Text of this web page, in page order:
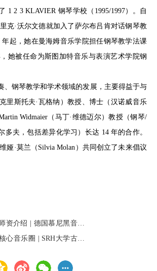
1 2 3 KLAVIER 钢琴学校（1995/1997）。自
克·沃尔文德就加入了萨尔布吕肯对话钢琴教
年起，她在曼海姆音乐学院担任钢琴教学法课
她被任命为斯图加特音乐与表演艺术学院钢
、钢琴教学和学术领域的发展，主要得益于与
克里斯托夫·瓦格纳）教授、博士（汉诺威音乐
Widmaier（马丁·维德迈尔）教授（钢琴/
多夫，包括差异化学习）长达 14 年的合作。
娅·莫兰（Silvia Molan）共同创立了未来倡议
资介绍 | 德国慕尼黑音乐
心音乐圈 | SRH大学古典